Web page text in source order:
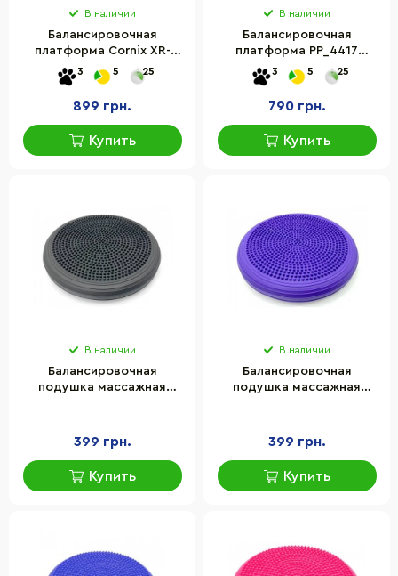
В наличии
Балансировочная
платформа Cornix XR-
0445 круглая,
пластиковая, Синий/
Серый
3 5 25
899 грн.
Купить
В наличии
Балансировочная
платформа PP_4417
PowerPlay PP_4417
круглая, деревянная
3 5 25
790 грн.
Купить
В наличии
Балансировочная
подушка массажная
399 грн.
Купить
В наличии
Балансировочная
подушка массажная
399 грн.
Купить